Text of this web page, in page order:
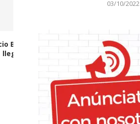
Bulgaria derrota 3-0 a
Dominicana en la Liga...
29/06/2022
03/10/2022